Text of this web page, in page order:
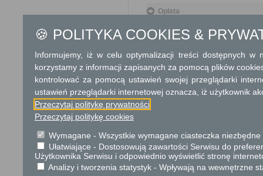
Opłata
17 zł opłata skarbowa za
Tryb odwoławczy
Odwołanie wnosi się do
za pośrednictwem organu,
jego nadania w polskiej
Przedmiotem skargi może
ich pracowników, naruszenie
spraw.
Przedmiotem wniosku
🍪 POLITYKA COOKIES &
Informujemy, iż w celu optymalizacji treści dostępnych w
korzystamy z informacji zapisanych za pomocą plików
kontrolować za pomocą ustawień swojej przeglądarki
ustawień przeglądarki internetowej oznacza, iż użytkownik
Przeczytaj politykę prywatności
Przeczytaj politykę cookies
Wymagane - Wszystkie wymagane ciasteczka
Ułatwiające - Dostosowują zawartości Serwisu do
Użytkownika Serwisu i odpowiednio wyświetlić stronę
Analizy i tworzenia statystyk - Wpływają na wewnętrzne